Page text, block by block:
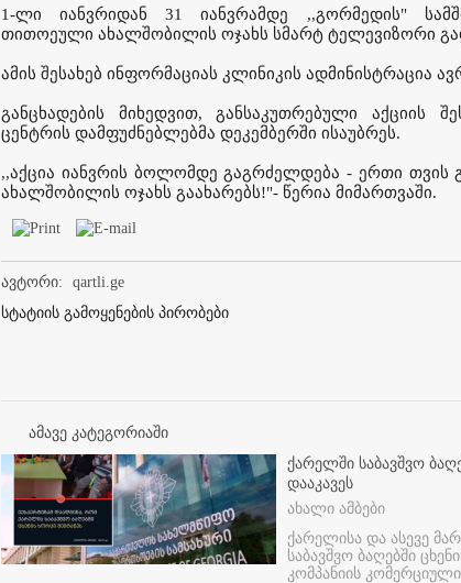
1-ლი იანვრიდან 31 იანვრამდე ,,გორმედის"
თითოეული ახალშობილის ოჯახს სმარტ ტელევიზორი
ამის შესახებ ინფორმაციას კლინიკის ადმინისტრაცია
განცხადების მიხედვით, განსაკუთრებული აქციის
ცენტრის დამფუძნებლებმა დეკემბერში ისაუბრეს.
,,აქცია იანვრის ბოლომდე გაგრძელდება - ერთი თვის
ახალშობილის ოჯახს გაახარებს!"- წერია მიმართვაში.
ავტორი:
qartli.ge
სტატიის გამოყენების პირობები
ამავე კატეგორიაში
ქარელში საბავშვო
დააკავეს
ახალი ამბები
ქარელისა და ასევე
საბავშვო ბაღებში
კომპანიის